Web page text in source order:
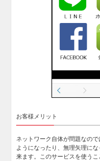
お客様メリット
ネットワーク自体が問題なの
ようになったり、無理矢理に
来ます。このサービスを使う